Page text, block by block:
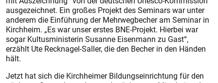
ausgezeichnet. Ein großes Projekt des Seminars war unter
anderem die Einführung der Mehrwegbecher am Seminar in
Kirchheim. „Es war unser erstes BNE-Projekt. Hierbei war
sogar Kultusministerin Susanne Eisenmann zu Gast“,
erzählt Ute Recknagel-Saller, die den Becher in den Händen
hält.
Jetzt hat sich die Kirchheimer Bildungseinrichtung für den